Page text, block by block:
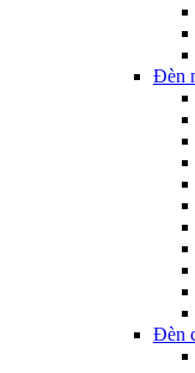
Đèn
Đèn